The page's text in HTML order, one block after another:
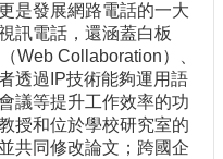
是發展網路電話的一大
訊電話，還涵蓋白板
Web Collaboration）、
透過IP技術能夠運用語
議等提升工作效率的功
授和位於學校研究室的
共同修改論文；跨國企